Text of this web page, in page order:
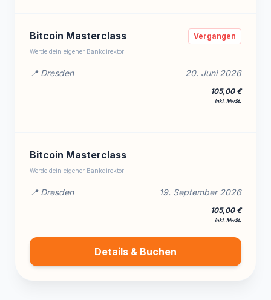
Bitcoin Masterclass
Werde dein eigener Bankdirektor
Vergangen
📍 Dresden 20. Juni 2026
105,00 €
inkl. MwSt.
Bitcoin Masterclass
Werde dein eigener Bankdirektor
📍 Dresden 19. September 2026
105,00 €
inkl. MwSt.
Details & Buchen